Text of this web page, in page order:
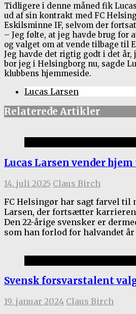
Tidligere i denne måned fik
ud af sin kontrakt med FC
Eskilsminne IF, selvom der
– Jeg følte, at jeg havde brug for
og valget om at vende tilbage til
Jeg havde det rigtig godt i det år,
bor jeg i Helsingborg nu, sagde
klubbens hjemmeside.
Lucas Larsen
Relaterede Artikler
Lucas Larsen vender
14. juli 2025 Claus Birch
FC Helsingør har sagt farvel til
Larsen, der fortsætter
Den 22-årige svensker er
som han forlod for halvandet år
Svensk forsvarstalent
19. januar 2024 Claus Birch